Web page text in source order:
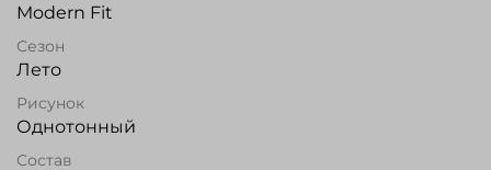
Modern Fit
Сезон
Лето
Рисунок
Однотонный
Состав